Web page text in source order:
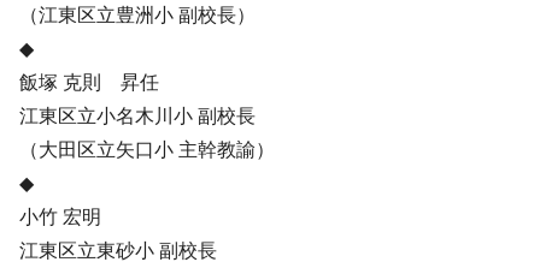
（江東区立豊洲小 副校長）
◆
飯塚 克則 昇任
江東区立小名木川小 副校長
（大田区立矢口小 主幹教諭）
◆
小竹 宏明
江東区立東砂小 副校長